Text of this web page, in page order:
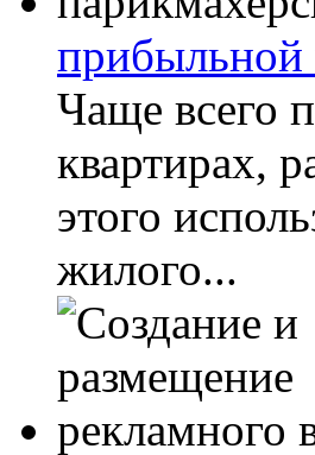
прибыльной
Чаще всего
квартирах,
этого
жилого...